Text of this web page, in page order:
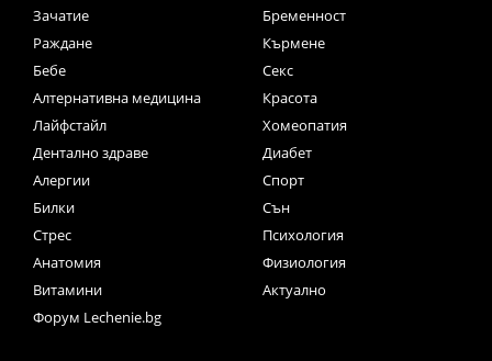
Зачатие
Бременност
Раждане
Кърмене
Бебе
Секс
Алтернативна медицина
Красота
Лайфстайл
Хомеопатия
Дентално здраве
Диабет
Алергии
Спорт
Билки
Сън
Стрес
Психология
Анатомия
Физиология
Витамини
Актуално
Форум Lechenie.bg